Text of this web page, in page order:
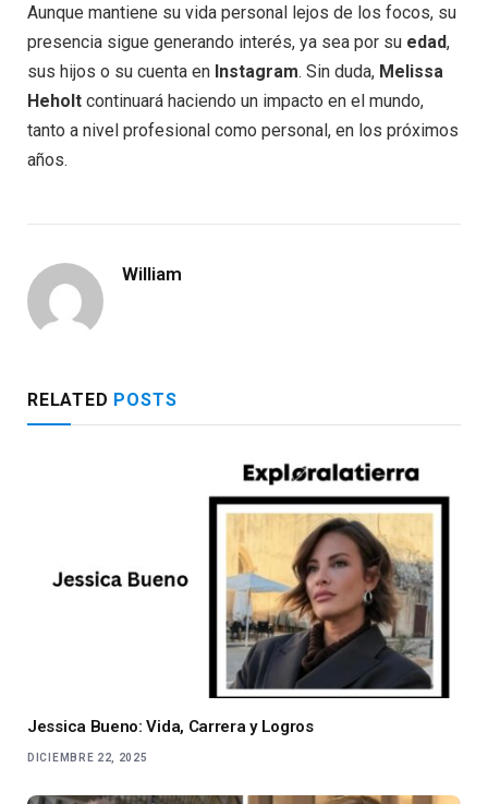
Aunque mantiene su vida personal lejos de los focos, su
presencia sigue generando interés, ya sea por su edad,
sus hijos o su cuenta en Instagram. Sin duda, Melissa
Heholt continuará haciendo un impacto en el mundo,
tanto a nivel profesional como personal, en los próximos
años.
William
RELATED POSTS
Jessica Bueno: Vida, Carrera y Logros
DICIEMBRE 22, 2025